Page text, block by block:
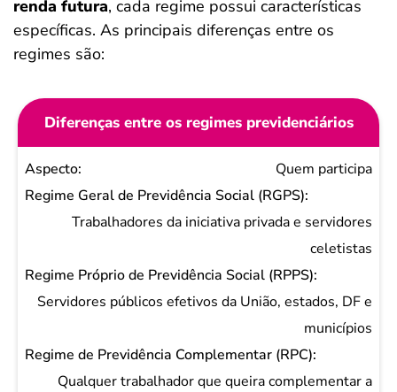
renda futura, cada regime possui características
específicas. As principais diferenças entre os
regimes são:
Diferenças entre os regimes previdenciários
Aspecto
Regime
Geral de
Social
(RGPS)
Próprio de
Previdência
Quem participa
Trabalhadores da iniciativa privada e servidores
celetistas
Servidores públicos efetivos da União, estados, DF e
municípios
Qualquer trabalhador que queira complementar a